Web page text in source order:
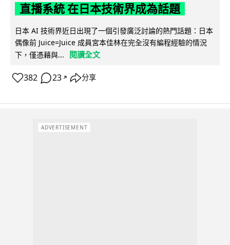
直播系統 在日本技術界成為話題
日本 AI 技術界近日出現了一個引發廣泛討論的熱門話題：日本
偶像前 Juice=Juice 成員宮本佳林在完全沒有編程經驗的情況
下，僅憑藉與...
閱讀全文
382 23 ↗ 分享
ADVERTISEMENT